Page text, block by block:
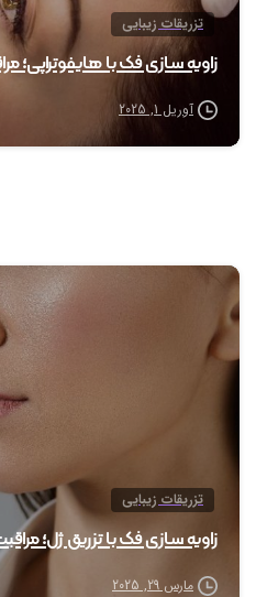
تزریقات زیبایی
زاویه سازی فک با هایفوتراپی؛
آوریل 1, 2025
تزریقات زیبایی
زاویه سازی فک با تزریق ژل؛
مارس 29, 2025